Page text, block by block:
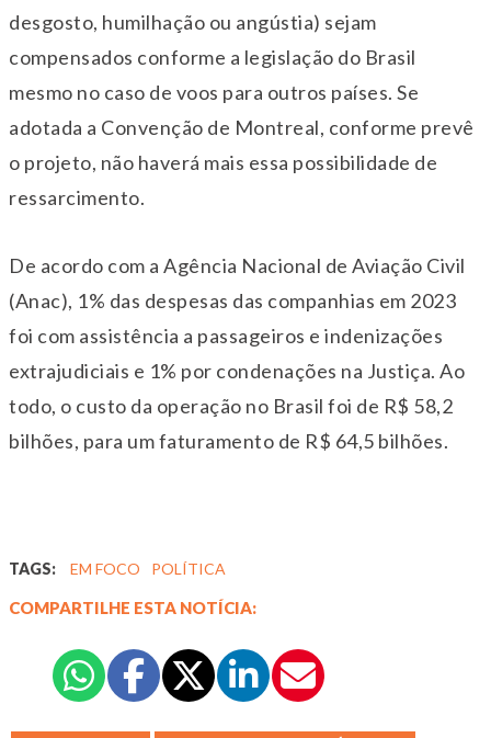
desgosto, humilhação ou angústia) sejam
compensados conforme a legislação do Brasil
mesmo no caso de voos para outros países. Se
adotada a Convenção de Montreal, conforme prevê
o projeto, não haverá mais essa possibilidade de
ressarcimento.
De acordo com a Agência Nacional de Aviação Civil
(Anac), 1% das despesas das companhias em 2023
foi com assistência a passageiros e indenizações
extrajudiciais e 1% por condenações na Justiça. Ao
todo, o custo da operação no Brasil foi de R$ 58,2
bilhões, para um faturamento de R$ 64,5 bilhões.
TAGS: EM FOCO POLÍTICA
COMPARTILHE ESTA NOTÍCIA: